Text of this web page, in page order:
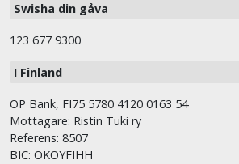
Swisha din gåva
123 677 9300
I Finland
OP Bank, FI75 5780 4120 0163 54
Mottagare: Ristin Tuki ry
Referens: 8507
BIC: OKOYFIHH